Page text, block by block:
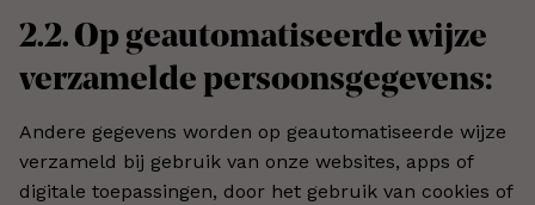
2.2. Op geautomatiseerde wijze
verzamelde persoonsgegevens:
Andere gegevens worden op geautomatiseerde wijze
verzameld bij gebruik van onze websites, apps of
digitale toepassingen, door het gebruik van cookies of